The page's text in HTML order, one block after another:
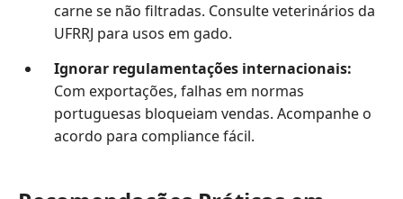
carne se não filtradas. Consulte veterinários da
UFRRJ para usos em gado.
Ignorar regulamentações internacionais:
Com exportações, falhas em normas
portuguesas bloqueiam vendas. Acompanhe o
acordo para compliance fácil.